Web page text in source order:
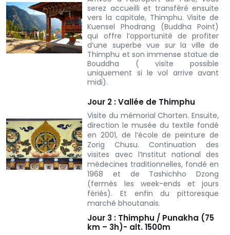
serez accueilli et transféré ensuite
vers la capitale, Thimphu. Visite de
Kuensel Phodrang (Buddha Point)
qui offre l’opportunité de profiter
d’une superbe vue sur la ville de
Thimphu et son immense statue de
Bouddha ( visite possible
uniquement si le vol arrive avant
midi).
Jour 2 : Vallée de Thimphu
Visite du mémorial Chorten. Ensuite,
direction le musée du textile fondé
en 2001, de l’école de peinture de
Zorig Chusu. Continuation des
visites avec l’Institut national des
médecines traditionnelles, fondé en
1968 et de Tashichho Dzong
(fermés les week-ends et jours
fériés). Et enfin du pittoresque
marché bhoutanais.
Jour 3 : Thimphu / Punakha (75
km – 3h)- alt. 1500m